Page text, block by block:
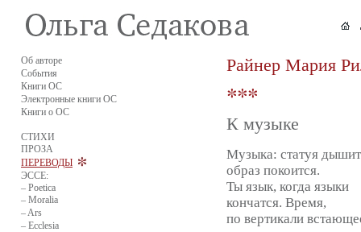
Об авторе
События
Книги ОС
Электронные книги ОС
Книги о ОС
СТИХИ
ПРОЗА
ПЕРЕВОДЫ
ЭССЕ:
– Poetica
– Moralia
– Ars
– Ecclesia
Райнер Мария
К музыке
Музыка: статуя
образ покоится.
Ты язык, когда языки
кончатся. Время,
по вертикали